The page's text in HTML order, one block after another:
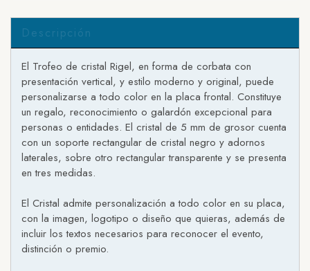
Descripción
El Trofeo de cristal Rigel, en forma de corbata con
presentación vertical, y estilo moderno y original, puede
personalizarse a todo color en la placa frontal. Constituye
un regalo, reconocimiento o galardón excepcional para
personas o entidades. El cristal de 5 mm de grosor cuenta
con un soporte rectangular de cristal negro y adornos
laterales, sobre otro rectangular transparente y se presenta
en tres medidas.
El Cristal admite personalización a todo color en su placa,
con la imagen, logotipo o diseño que quieras, además de
incluir los textos necesarios para reconocer el evento,
distinción o premio.